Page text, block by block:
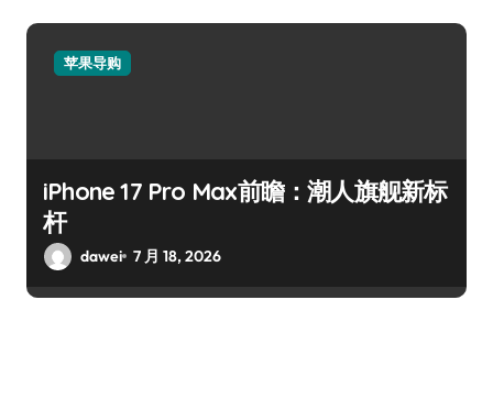
苹果导购
iPhone 17 Pro Max前瞻：潮人旗舰新标
杆
dawei 7 月 18, 2026